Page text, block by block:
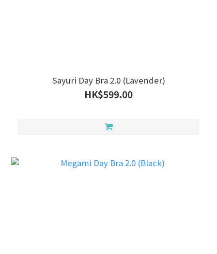
Sayuri Day Bra 2.0 (Lavender)
HK$599.00